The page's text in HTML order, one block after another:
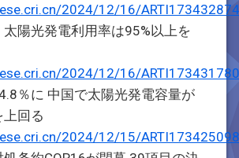
2024/12/16/
陽光発電利用率は95%以上を
2024/12/16/
％に 中国で太陽光発電容量が
回る
2024/12/15/